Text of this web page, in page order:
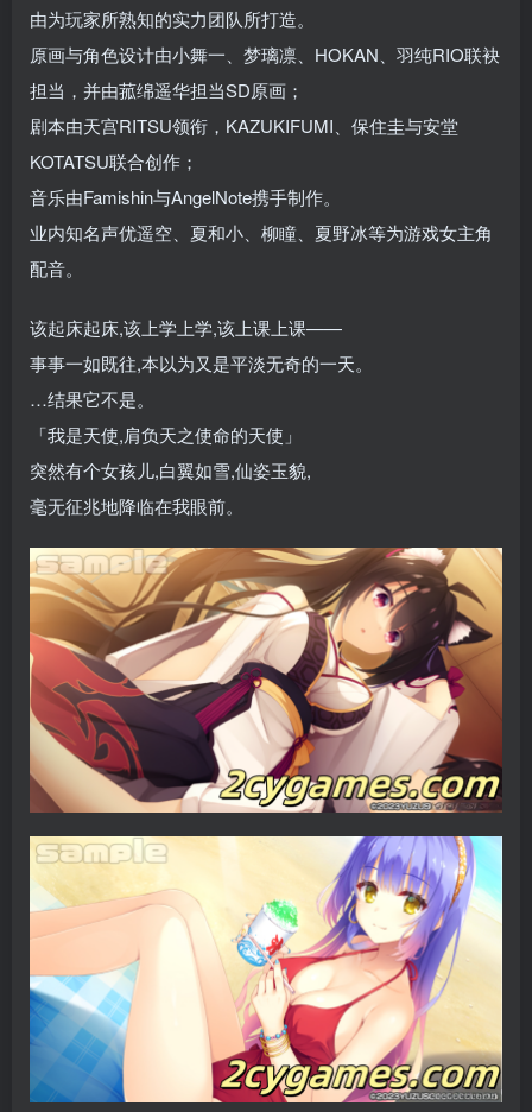
由为玩家所熟知的实力团队所打造。
原画与角色设计由小舞一、梦璃凛、HOKAN、羽纯RIO联袂
担当，并由菰绵遥华担当SD原画；
剧本由天宫RITSU领衔，KAZUKIFUMI、保住圭与安堂
KOTATSU联合创作；
音乐由Famishin与AngelNote携手制作。
业内知名声优遥空、夏和小、柳瞳、夏野冰等为游戏女主角
配音。
该起床起床,该上学上学,该上课上课——
事事一如既往,本以为又是平淡无奇的一天。
…结果它不是。
「我是天使,肩负天之使命的天使」
突然有个女孩儿,白翼如雪,仙姿玉貌,
毫无征兆地降临在我眼前。